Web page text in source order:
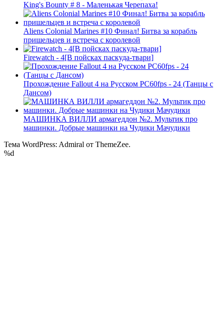
King's Bounty # 8 - Маленькая Черепаха!
Aliens Colonial Marines #10 Финал! Битва за корабль
пришельцев и встреча с королевой
Firewatch - 4[В пойсках паскуда-твари]
Прохождение Fallout 4 на Русском PС60fps - 24 (Танцы с
Дансом)
МАШИНКА ВИЛЛИ армагеддон №2. Мультик про
машинки. Добрые машинки на Чудики Мачудики
Тема WordPress: Admiral от ThemeZee.
%d